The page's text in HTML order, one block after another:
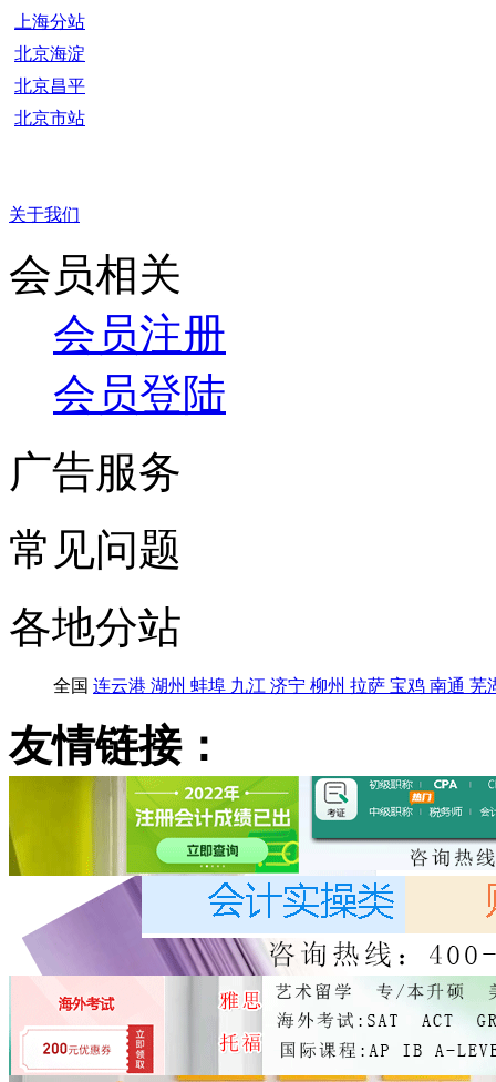
上海分站
北京海淀
北京昌平
北京市站
关于我们
会员相关
会员注册
会员登陆
广告服务
常见问题
各地分站
全国 连云港 湖州 蚌埠 九江 济宁 柳州 拉萨 宝鸡 南通 芜
友情链接：